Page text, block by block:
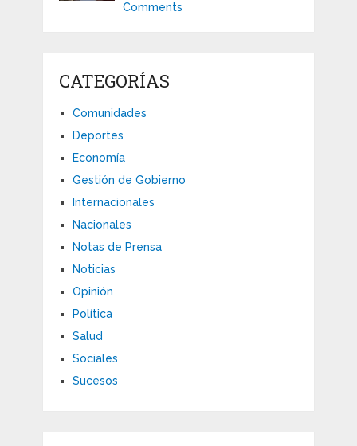
Comments
CATEGORÍAS
Comunidades
Deportes
Economía
Gestión de Gobierno
Internacionales
Nacionales
Notas de Prensa
Noticias
Opinión
Política
Salud
Sociales
Sucesos